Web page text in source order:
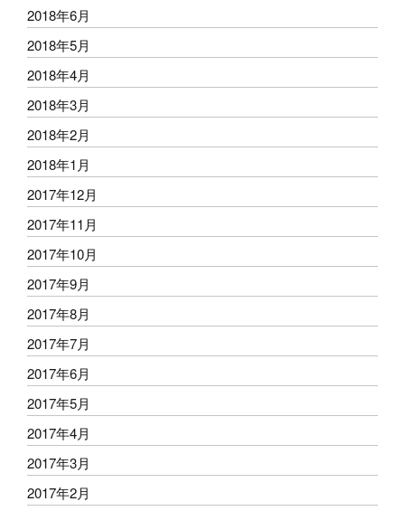
2018年6月
2018年5月
2018年4月
2018年3月
2018年2月
2018年1月
2017年12月
2017年11月
2017年10月
2017年9月
2017年8月
2017年7月
2017年6月
2017年5月
2017年4月
2017年3月
2017年2月